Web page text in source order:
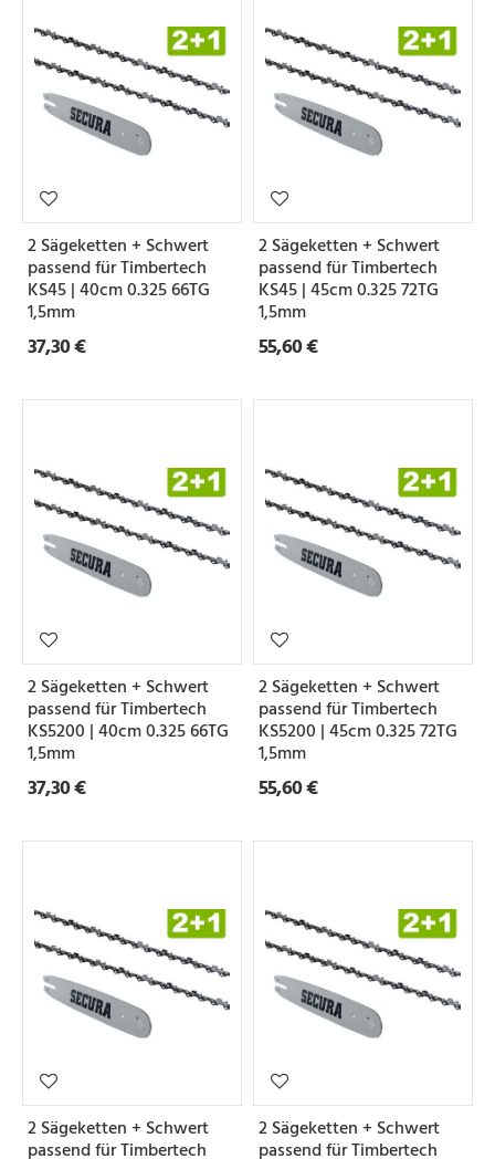
2 Sägeketten + Schwert
passend für Timbertech
KS45 | 40cm 0.325 66TG
1,5mm
37,30 €
2 Sägeketten + Schwert
passend für Timbertech
KS45 | 45cm 0.325 72TG
1,5mm
55,60 €
2 Sägeketten + Schwert
passend für Timbertech
KS5200 | 40cm 0.325 66TG
1,5mm
37,30 €
2 Sägeketten + Schwert
passend für Timbertech
KS5200 | 45cm 0.325 72TG
1,5mm
55,60 €
2 Sägeketten + Schwert
passend für Timbertech
2 Sägeketten + Schwert
passend für Timbertech